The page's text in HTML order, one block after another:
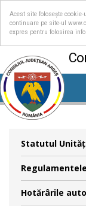
Acest site folosește
continuare pe site-ul
expres pentru folosirea
Statutul
Hotărârile